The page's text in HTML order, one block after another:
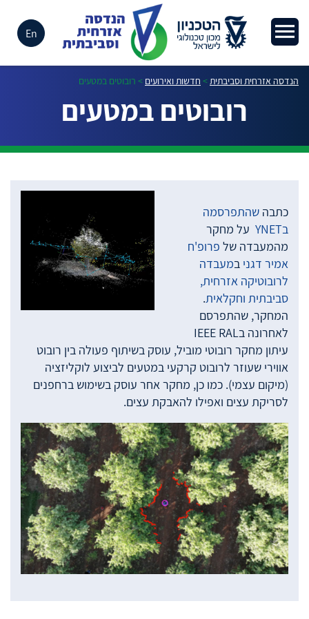
En
הנדסה אזרחית וסביבתית> חדשות ואירועים > רובוטים במטעים
רובוטים במטעים
כתבה שהתפרסמה
בYNET
על מחקר
מהמעבדה של פרופ'ח
אמיר דגני במעבדה
לרובוטיקה אזרחית,
סביבתית וחקלאית.
המחקר, שהתפרסם
לאחרונה בIEEE RAL
עיתון מחקר רובוטי מוביל, עוסק בשיתוף פעולה בין רובוט
אווירי שעוזר לרובוט קרקעי במטעים לביצוע לוקליזציה
(מיקום עצמי). כמו כן, מחקר אחר עוסק בשימוש ברחפנים
לסריקת עצים ואפילו להאבקת עצים.